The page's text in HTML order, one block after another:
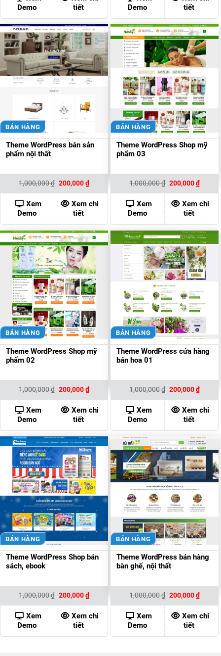
200,000 ₫.
Demo
tiết
Demo
tiết
BÁN HÀNG
Theme WordPress bán sản
phẩm nội thất
1,000,000₫ Giá
là:
1,000,000 ₫.
200,000₫Giá
hiện
tại
là:
200,000 ₫.
Xem
Demo
Xem chi
tiết
BÁN HÀNG
Theme WordPress Shop mỹ
phẩm 03
1,000,000₫ Giá
là:
1,000,000 ₫.
200,000₫Giá
hiện
tại
là:
Xem
Demo
Xem chi
tiết
BÁN HÀNG
Theme WordPress Shop mỹ
phẩm 02
1,000,000₫ Giá
là:
1,000,000 ₫.
200,000₫Giá
hiện
tại
là:
200,000 ₫.
Xem
Demo
Xem chi
tiết
BÁN HÀNG
Theme WordPress cửa hàng
bán hoa 01
1,000,000₫ Giá
là:
1,000,000 ₫.
200,000₫Giá
hiện
tại
là:
Xem
Demo
Xem chi
tiết
BÁN HÀNG
Theme WordPress Shop bán
sách, ebook
1,000,000₫ Giá
là:
1,000,000 ₫.
200,000₫Giá
hiện
tại
là:
200,000 ₫.
Xem
Demo
Xem chi
tiết
BÁN HÀNG
Theme WordPress bán hàng
bàn ghế, nội thất
1,000,000₫ Giá
là:
1,000,000 ₫.
200,000₫Giá
hiện
tại
là:
Xem
Demo
Xem chi
tiết